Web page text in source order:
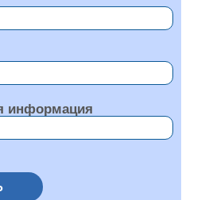
информация